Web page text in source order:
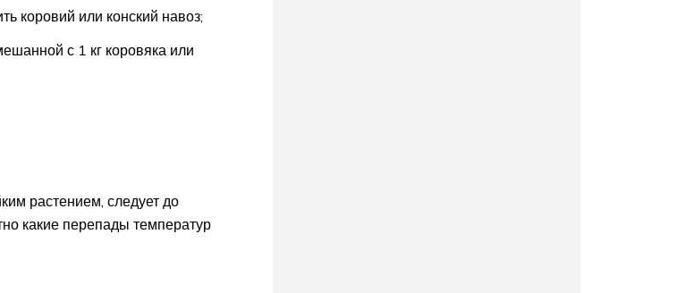
коровий или конский навоз;
с 1 кг коровяка или
растением, следует до
какие перепады температур